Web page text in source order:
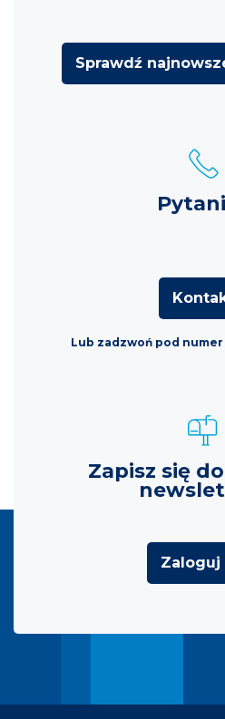
Sprawdź
Lub zadzwoń pod numer
Zapisz się
Zaloguj